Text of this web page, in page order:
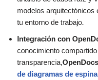
modelos arquitectónicos
tu entorno de trabajo.
Integración con
conocimiento
transparencia,OpenDocs
de diagramas de